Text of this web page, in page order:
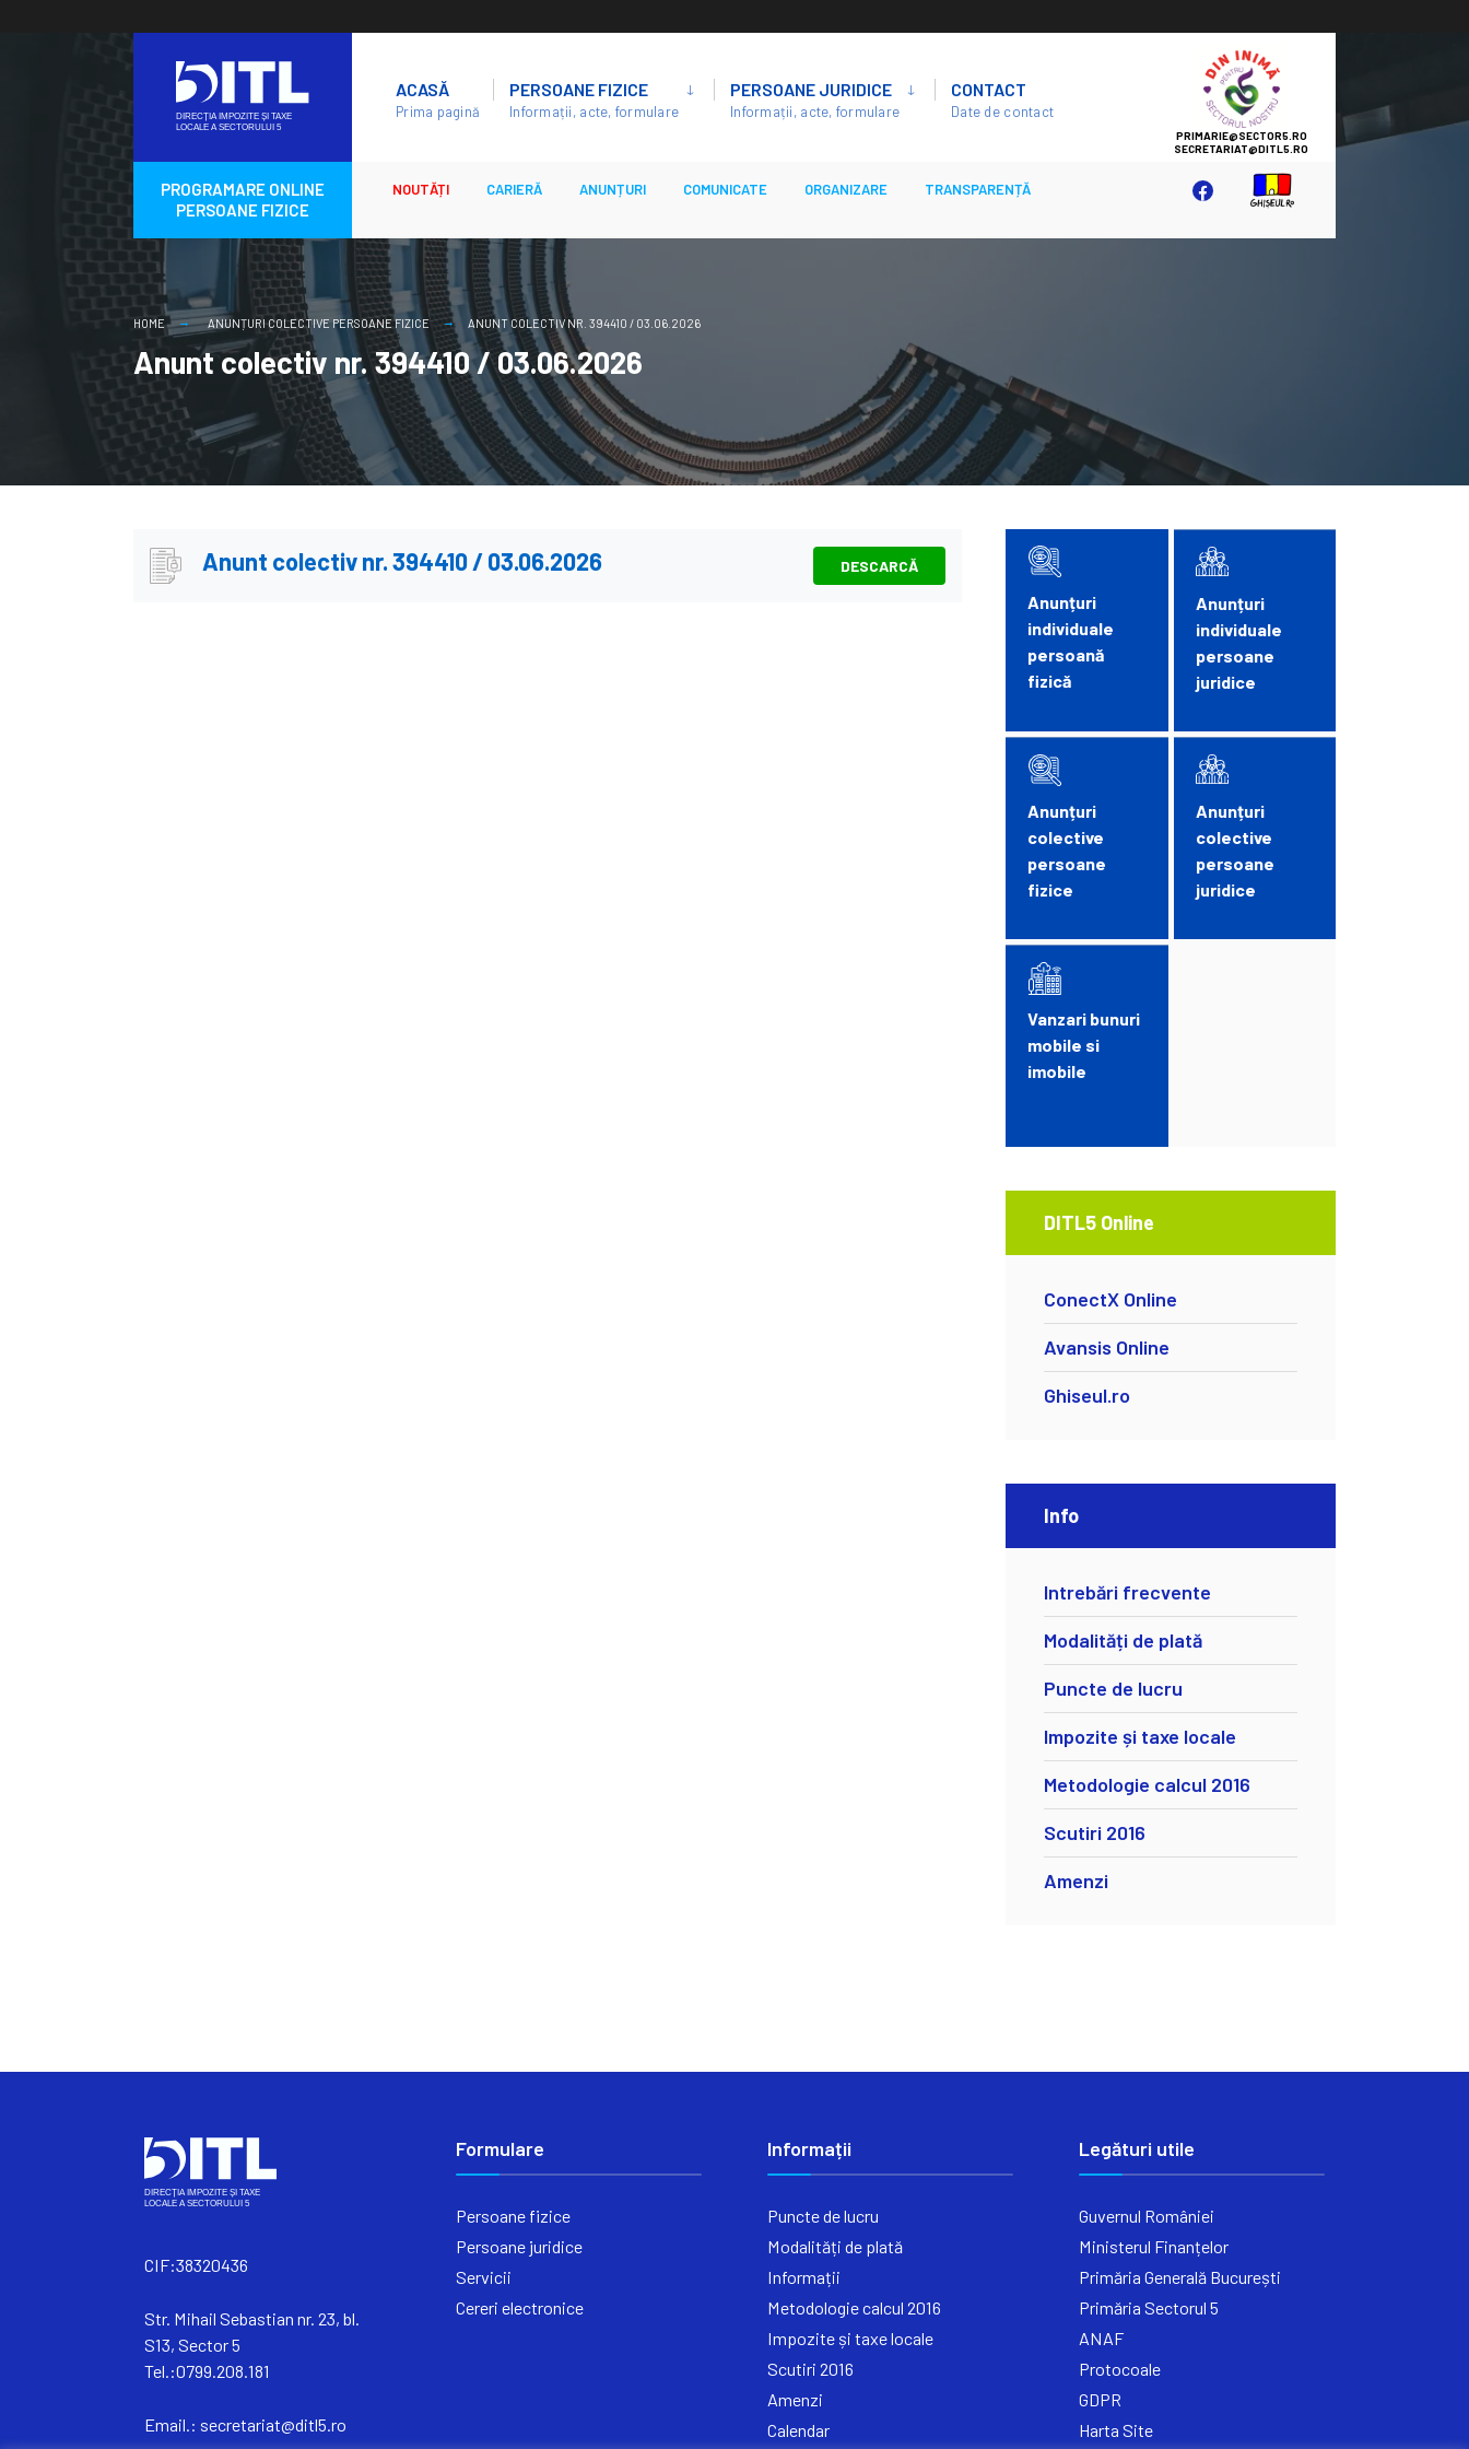
content
ACASĂ
Prima pagină
PERSOANE FIZICE
Informații, acte, formulare
PERSOANE JURIDICE
Informații, acte, formulare
CONTACT
Date de contact
SECTOR
5
PROGRAMARE ONLINE
PERSOANE FIZICE
NOUTĂȚI CARIERĂ ANUNȚURI COMUNICATE ORGANIZARE TRANSPARENȚĂ
HOME ANUNȚURI COLECTIVE PERSOANE FIZICE ANUNT COLECTIV NR. 394410 / 03.06.2026
Anunt colectiv nr. 394410 / 03.06.2026
Anunt colectiv nr. 394410 / 03.06.2026 DESCARCĂ
Anunțuri
individuale
persoană
fizică
Anunțuri
colective
persoane
fizice
Vanzari bunuri
mobile si
imobile
Anunțuri
individuale
persoane
juridice
Anunțuri
colective
persoane
juridice
DITL5 Online
ConectX Online
Avansis Online
Ghiseul.ro
Info
Intrebări frecvente
Modalități de plată
Puncte de lucru
Impozite și taxe locale
Metodologie calcul 2016
Scutiri 2016
Amenzi
CIF:38320436
Str. Mihail Sebastian nr. 23, bl.
S13, Sector 5
Tel.:0799.208.181
Email.: secretariat@ditl5.ro
Formulare
Persoane fizice
Persoane juridice
Servicii
Cereri electronice
Informații
Puncte de lucru
Modalități de plată
Informații
Metodologie calcul 2016
Impozite și taxe locale
Scutiri 2016
Amenzi
Calendar
Legături utile
Guvernul României
Ministerul Finanțelor
Primăria Generală București
Primăria Sectorul 5
ANAF
Protocoale
GDPR
Harta Site